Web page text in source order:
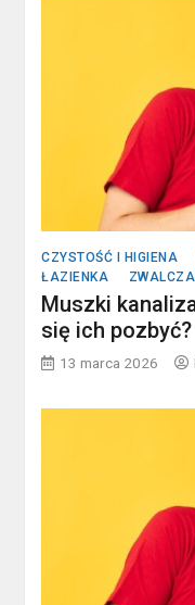
CZYSTOŚĆ I HIGIENA
ŁAZIENKA
Muszki
się ich pozbyć?
13 marca 2026